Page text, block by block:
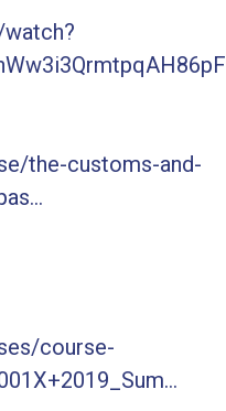
the-customs-and-
course-